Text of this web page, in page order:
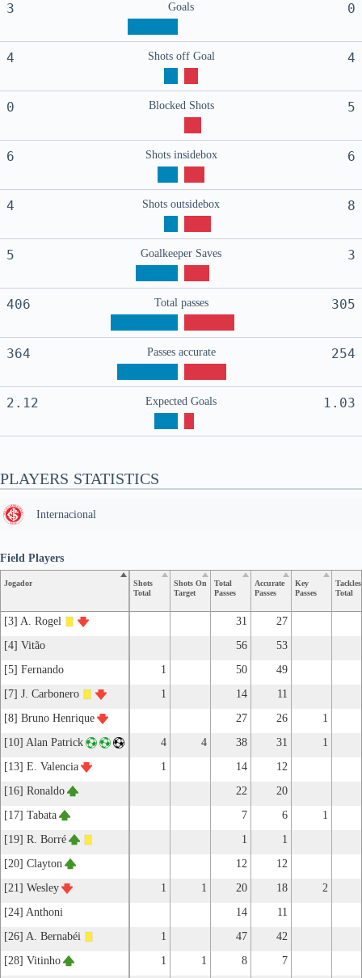
3 Goals 0
4 Shots off Goal 4
0 Blocked Shots 5
6 Shots insidebox 6
4 Shots outsidebox 8
5 Goalkeeper Saves 3
406 Total passes 305
364 Passes accurate 254
2.12 Expected Goals 1.03
PLAYERS STATISTICS
Internacional
Jogador
Shots
Total
Shots On
Target
Total
Passes
Accurate
Passes
Key
Passes
Tackles
Total
[3] A. Rogel 31
27
[4] Vitão
56
53
[5] Fernando
1 50
49
[7] J. Carbonero
1 14
11
[8] Bruno Henrique
27 26
1
[10] Alan Patrick
4 4 38 31
1
[13] E. Valencia
1 14
12
[16] Ronaldo
22
20
[17] Tabata
7 6
1
[19] R. Borré
1
1
[20] Clayton
12
12
[21] Wesley
1 1 20 18
2
[24] Anthoni
14
11
[26] A. Bernabéi
1 47
42
[28] Vitinho
1 1 8 7
Field Players